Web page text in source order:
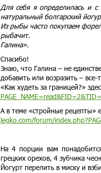
Для себя я определилась и
натуральный болгарский
Из рыбы часто покупаем
рыбачит.
Галина».
Спасибо!
Знаю, что Галина – не
добавить или возразить –
«Как худеть за границей?»
А в теме «стройные рецепты»
legko.com/forum/
На 4 порции вам
грецких орехов, 4 зубчика
Йогурт перелить в миску и